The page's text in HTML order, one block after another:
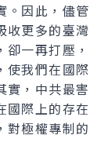
。因此，儘管
收更多的臺灣
一再打壓，
使我們在國際
實，中共最害
國際上的存在
對極權專制的